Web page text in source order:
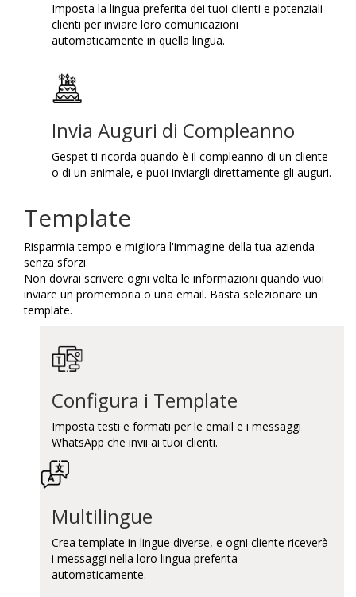
Imposta la lingua preferita dei tuoi clienti e potenziali
clienti per inviare loro comunicazioni
automaticamente in quella lingua.
Invia Auguri di Compleanno
Gespet ti ricorda quando è il compleanno di un cliente
o di un animale, e puoi inviargli direttamente gli auguri.
Template
Risparmia tempo e migliora l'immagine della tua azienda
senza sforzi.
Non dovrai scrivere ogni volta le informazioni quando vuoi
inviare un promemoria o una email. Basta selezionare un
template.
Configura i Template
Imposta testi e formati per le email e i messaggi
WhatsApp che invii ai tuoi clienti.
Multilingue
Crea template in lingue diverse, e ogni cliente riceverà
i messaggi nella loro lingua preferita
automaticamente.